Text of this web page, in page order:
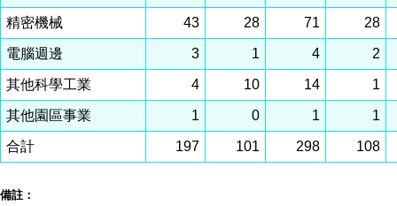
精密機械 43 28 71 28
電腦週邊 3 1 4 2
其他科學工業 4 10 14 1
其他園區事業 1 0 1 1
合計 197 101 298 108
備註：